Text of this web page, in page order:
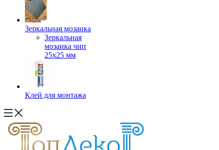
Зеркальная мозаика
Зеркальная
мозаика чип
25х25 мм
Клей для монтажа